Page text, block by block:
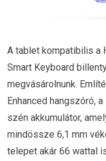
A tablet kompatibilis a
Smart Keyboard
megvásárolnunk.
Enhanced hangszóró,
szén akkumulátor,
mindössze 6,1 mm
telepet akár 66 wattal